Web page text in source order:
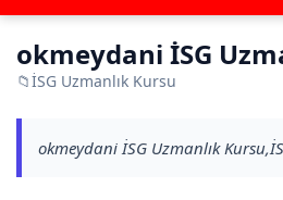
okmeydani İSG
📁İSG Uzmanlık Kursu
okmeydani İSG Uzmanlık